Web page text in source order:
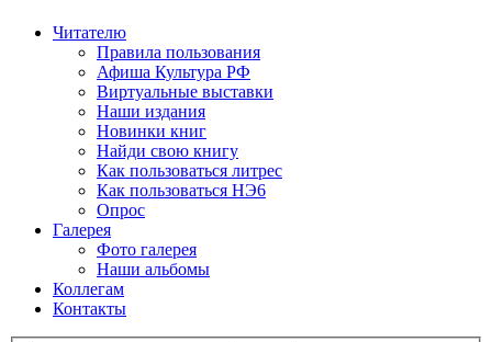
Читателю
Правила пользования
Афиша Культура РФ
Виртуальные выставки
Наши издания
Новинки книг
Найди свою книгу
Как пользоваться литрес
Как пользоваться НЭ6
Опрос
Галерея
Фото галерея
Наши альбомы
Коллегам
Контакты